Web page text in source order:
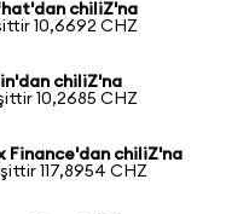
chiliZ'na
10,6692 CHZ
chiliZ'na
10,2685 CHZ
Finance'dan chiliZ'na
117,8954 CHZ